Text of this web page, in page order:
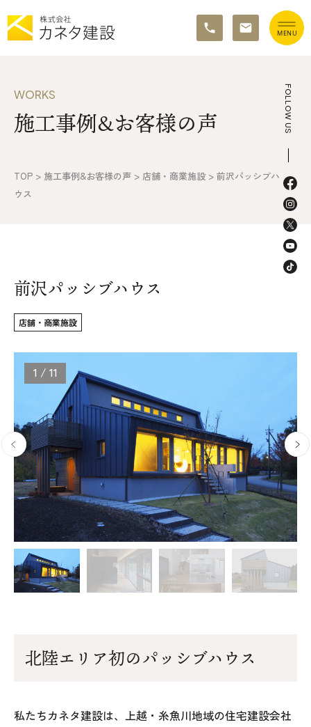
イベント情報
施工の流れ&アフターサポート
不動産情報
お知らせ
ISSH糸魚川住宅認定基準
会社案内
モデルハウス
上越スタジオ
スタッフ紹介
ブログ
各種事業
採用情報
FOLLOW US
WORKS
施工事例&お客様の声
TOP > 施工事例&お客様の声 > 店舗・商業施設> 前沢パッシブハ
ウス
前沢パッシブハウス
店舗・商業施設
1 / 11
北陸エリア初のパッシブハウス
私たちカネタ建設は、上越・糸魚川地域の住宅建設会社